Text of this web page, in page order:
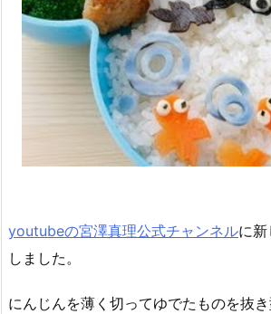
youtubeの宮澤真理公式チャンネルに
しました。
にんじんを薄く切ってゆでたものを抜き